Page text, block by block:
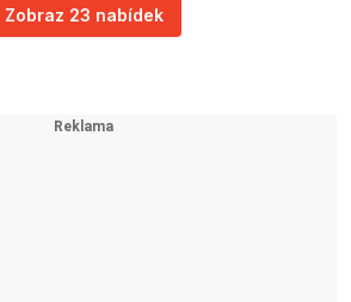
Zobraz 23 nabídek